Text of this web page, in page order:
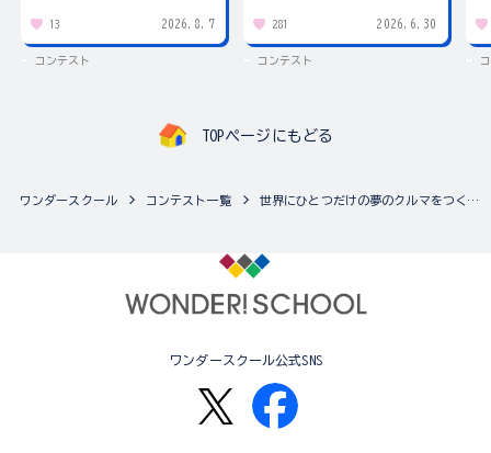
13 2026.8.7
コンテスト
281 2026.6.30
コンテスト
TOPページにもどる
ワンダースクール コンテスト一覧 世界にひとつだけの夢のクルマをつくろう！！マツダ「デミオ」 ペーパークラフトオリジナルデザインコンテスト（複数の...
ワンダースクール公式SNS